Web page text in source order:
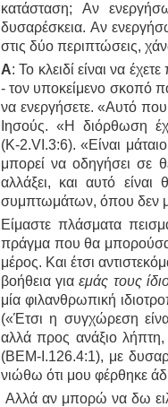
κατάσταση; Αν
δυσαρέσκεια. Αν
στις δύο περιπτώσεις,
Α: Το κλειδί είναι να
- τον υποκείμενο σκοπό
να ενεργήσετε. «Αυτό
Ιησούς. «Η διόρθωση
(Κ-2.VI.3:6). «Είναι
μπορεί να οδηγήσει σε
αλλάξει, και αυτό
συμπτωμάτων, όπου δεν
Είμαστε πλάσματα
πράγμα που θα
μέρος. Και έτσι
βοήθεια γιαεμάς τους
μία φιλανθρωπική
(«Έτσι η συγχώρεση
αλλά προς ανάξιο λήπτη,
(ΒΕΜ-I.126.4:1), με
νιώθω ότι μου φέρθηκε
Αλλά αν μπορώ να δω